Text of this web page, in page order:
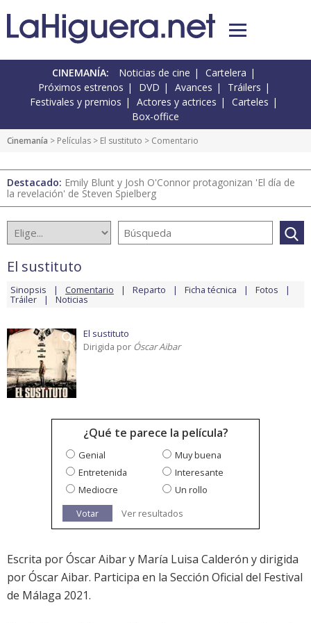
CINEMANÍA: Noticias de cine
Cartelera
Próximos estrenos
DVD Avances
Tráilers
Festivales y premios
Actores y actrices
Carteles
Box-office
Cinemanía > Películas > El sustituto > Comentario
Destacado: Emily Blunt y Josh O'Connor protagonizan 'El día de
la revelación' de Steven Spielberg
El sustituto
Sinopsis Comentario Reparto Ficha técnica Fotos
Tráiler Noticias
El sustituto
Dirigida por Óscar Aibar
¿Qué te parece la película?
Genial
Muy buena
Entretenida
Interesante
Mediocre
Un rollo
Votar
Ver resultados
Escrita por Óscar Aibar y María Luisa Calderón y dirigida
por Óscar Aibar. Participa en la Sección Oficial del Festival
de Málaga 2021.